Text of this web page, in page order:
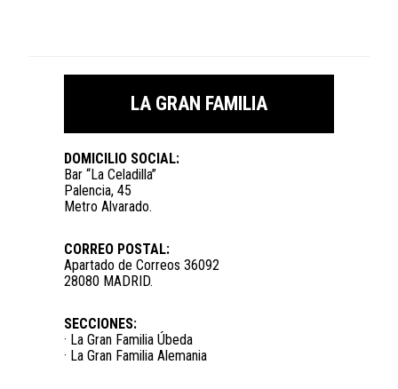
LA GRAN FAMILIA
DOMICILIO SOCIAL:
Bar “La Celadilla”
Palencia, 45
Metro Alvarado.
CORREO POSTAL:
Apartado de Correos 36092
28080 MADRID.
SECCIONES:
· La Gran Familia Úbeda
· La Gran Familia Alemania